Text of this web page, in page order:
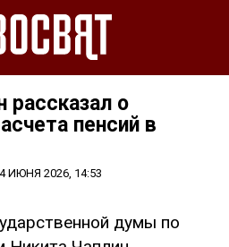
рассказал о
пенсий в
4 ИЮНЯ 2026, 14:53
думы по